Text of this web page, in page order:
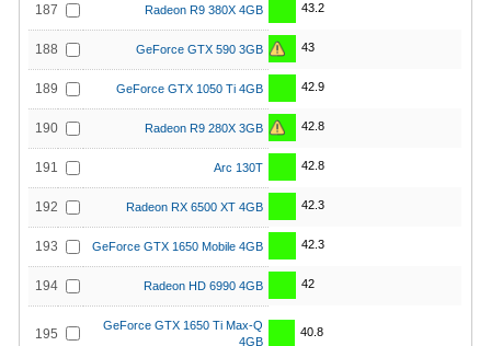
187 Radeon R9 380X 4GB 43.2
188 GeForce GTX 590 3GB 43
189 GeForce GTX 1050 Ti 4GB 42.9
190 Radeon R9 280X 3GB 42.8
191 Arc 130T 42.8
192 Radeon RX 6500 XT 4GB 42.3
193 GeForce GTX 1650 Mobile 4GB 42.3
194 Radeon HD 6990 4GB 42
195
GeForce GTX 1650 Ti Max-Q
4GB
40.8